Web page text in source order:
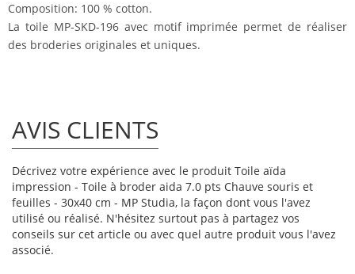
Composition: 100 % cotton.
La toile MP-SKD-196 avec motif imprimée permet de réaliser
des broderies originales et uniques.
AVIS CLIENTS
Décrivez votre expérience avec le produit Toile aïda
impression - Toile à broder aida 7.0 pts Chauve souris et
feuilles - 30x40 cm - MP Studia, la façon dont vous l'avez
utilisé ou réalisé. N'hésitez surtout pas à partagez vos
conseils sur cet article ou avec quel autre produit vous l'avez
associé.